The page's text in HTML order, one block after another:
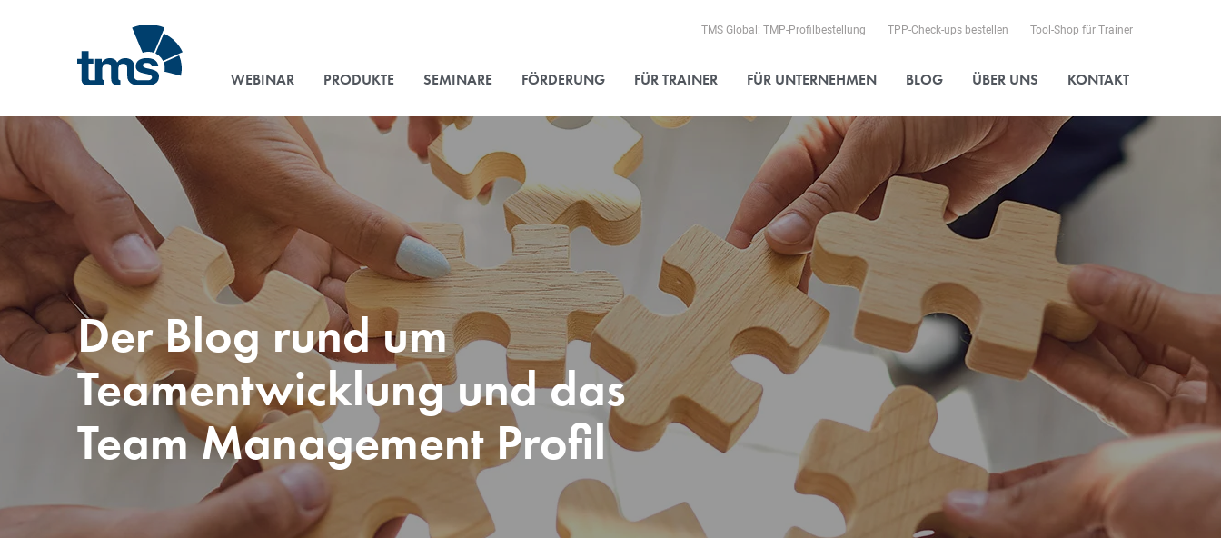
TMS Global: TMP-Profilbestellung TPP-Check-ups bestellen Tool-Shop für Trainer
WEBINAR PRODUKTE SEMINARE FÖRDERUNG FÜR TRAINER FÜR UNTERNEHMEN BLOG ÜBER UNS KONTAKT
Der Blog rund um
Teamentwicklung und das
Team Management Profil